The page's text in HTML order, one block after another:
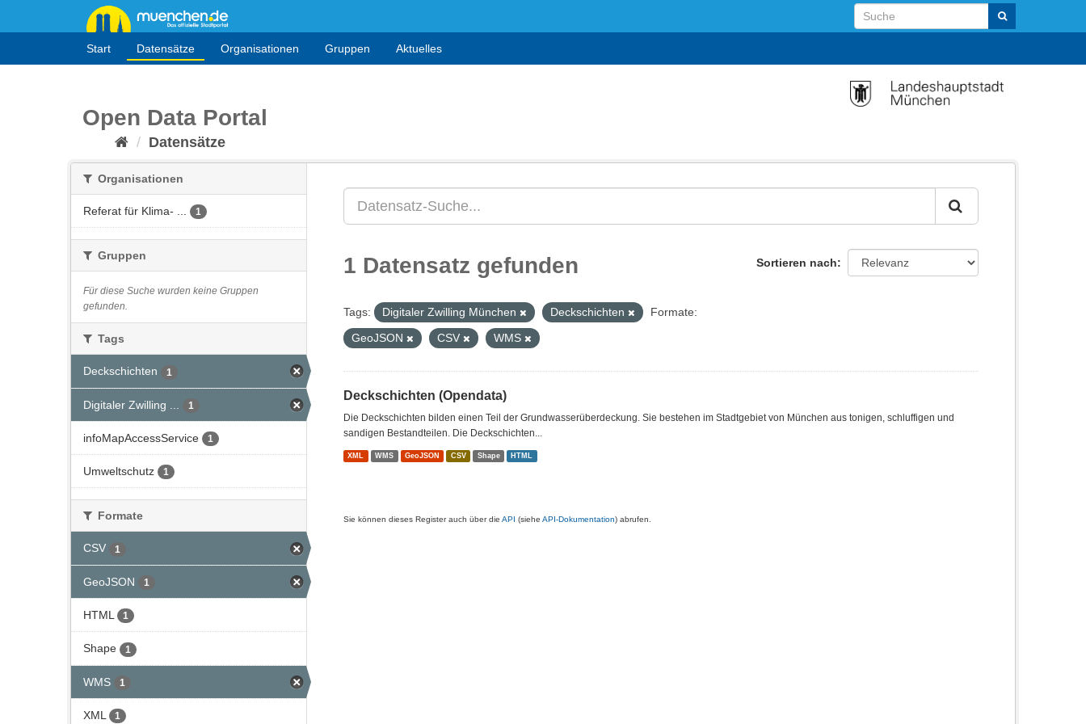
Start Datensätze Organisationen Gruppen Aktuelles
Open Data Portal
Datensätze
Organisationen
Referat für Klima- ... 1
Gruppen
Für diese Suche wurden keine Gruppen
gefunden.
Tags
Deckschichten 1
Digitaler Zwilling ... 1
infoMapAccessService 1
Umweltschutz 1
Formate
CSV 1
GeoJSON 1
HTML 1
Shape 1
WMS 1
XML 1
Sortieren nach
1 Datensatz gefunden
Tags: Digitaler Zwilling München Deckschichten
Formate:
GeoJSON
CSV WMS
Deckschichten (Opendata)
Die Deckschichten bilden einen Teil der Grundwasserüberdeckung. Sie bestehen im Stadtgebiet von München aus tonigen, schluffigen und
sandigen Bestandteilen. Die Deckschichten...
XML WMS GeoJSON CSV Shape HTML
Sie können dieses Register auch über die API (siehe API-Dokumentation) abrufen.